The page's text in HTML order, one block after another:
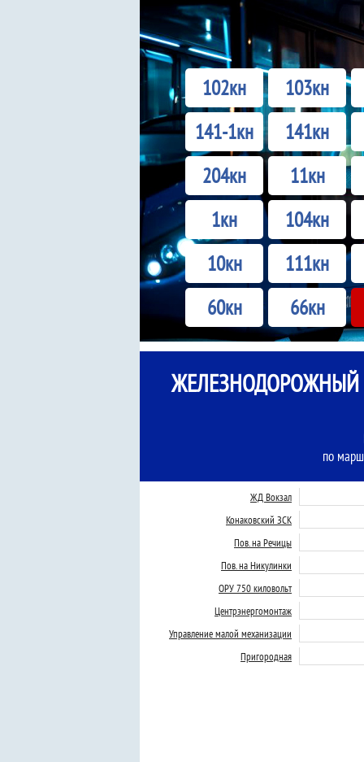
102кн 103кн
141-1кн
141кн
204кн
11кн
1кн
104кн
10кн
111кн
60кн
66кн
ЖЕЛЕЗНОДОРОЖНЫЙ
по
ЖД Вокзал
Конаковский ЗСК
Пов. на Речицы
Пов. на Никулинки
ОРУ 750 киловольт
Центрэнергомонтаж
Управление малой механизации
Пригородная